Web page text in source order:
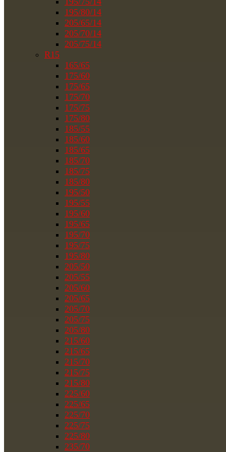
195/80/14
205/65/14
205/70/14
205/75/14
R15
165/65
175/60
175/65
175/70
175/75
175/80
185/55
185/60
185/65
185/70
185/75
185/80
195/50
195/55
195/60
195/65
195/70
195/75
195/80
205/50
205/55
205/60
205/65
205/70
205/75
205/80
215/60
215/65
215/70
215/75
215/80
225/60
225/65
225/70
225/75
225/80
235/70